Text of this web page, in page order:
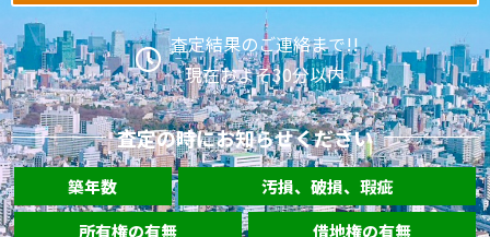
査定結果のご連絡まで!!
現在およそ30分以内
査定の時にお知らせください
築年数
汚損、破損、瑕疵
所有権の有無
借地権の有無